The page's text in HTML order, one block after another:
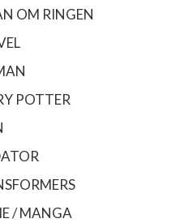
OM RINGEN
POTTER
/ MANGA